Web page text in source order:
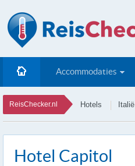
Accommodaties
ReisChecker.nl Hotels Italië
Hotel Capitol